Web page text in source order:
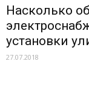
Насколько
установки
27.07.2018